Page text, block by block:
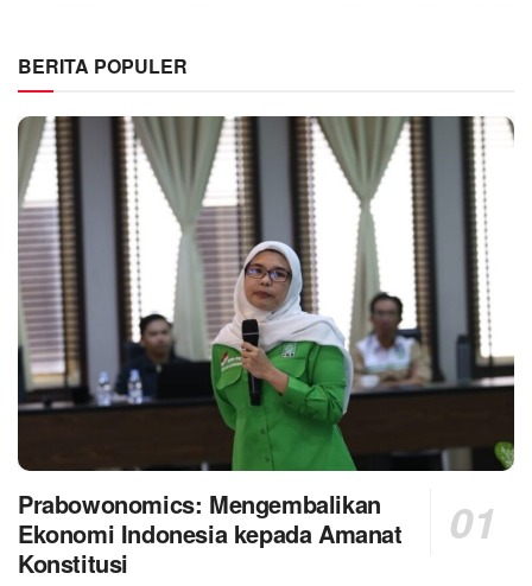
BERITA POPULER
Prabowonomics: Mengembalikan
Ekonomi Indonesia kepada Amanat
Konstitusi